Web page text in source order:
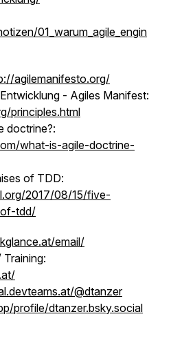
01_warum_agile_engin
agilemanifesto.org/
- Agiles Manifest:
principles.html
doctrine?:
what-is-agile-doctrine-
of TDD:
2017/08/15/five-
of-tdd/
email/
@dtanzer
profile/dtanzer.bsky.social